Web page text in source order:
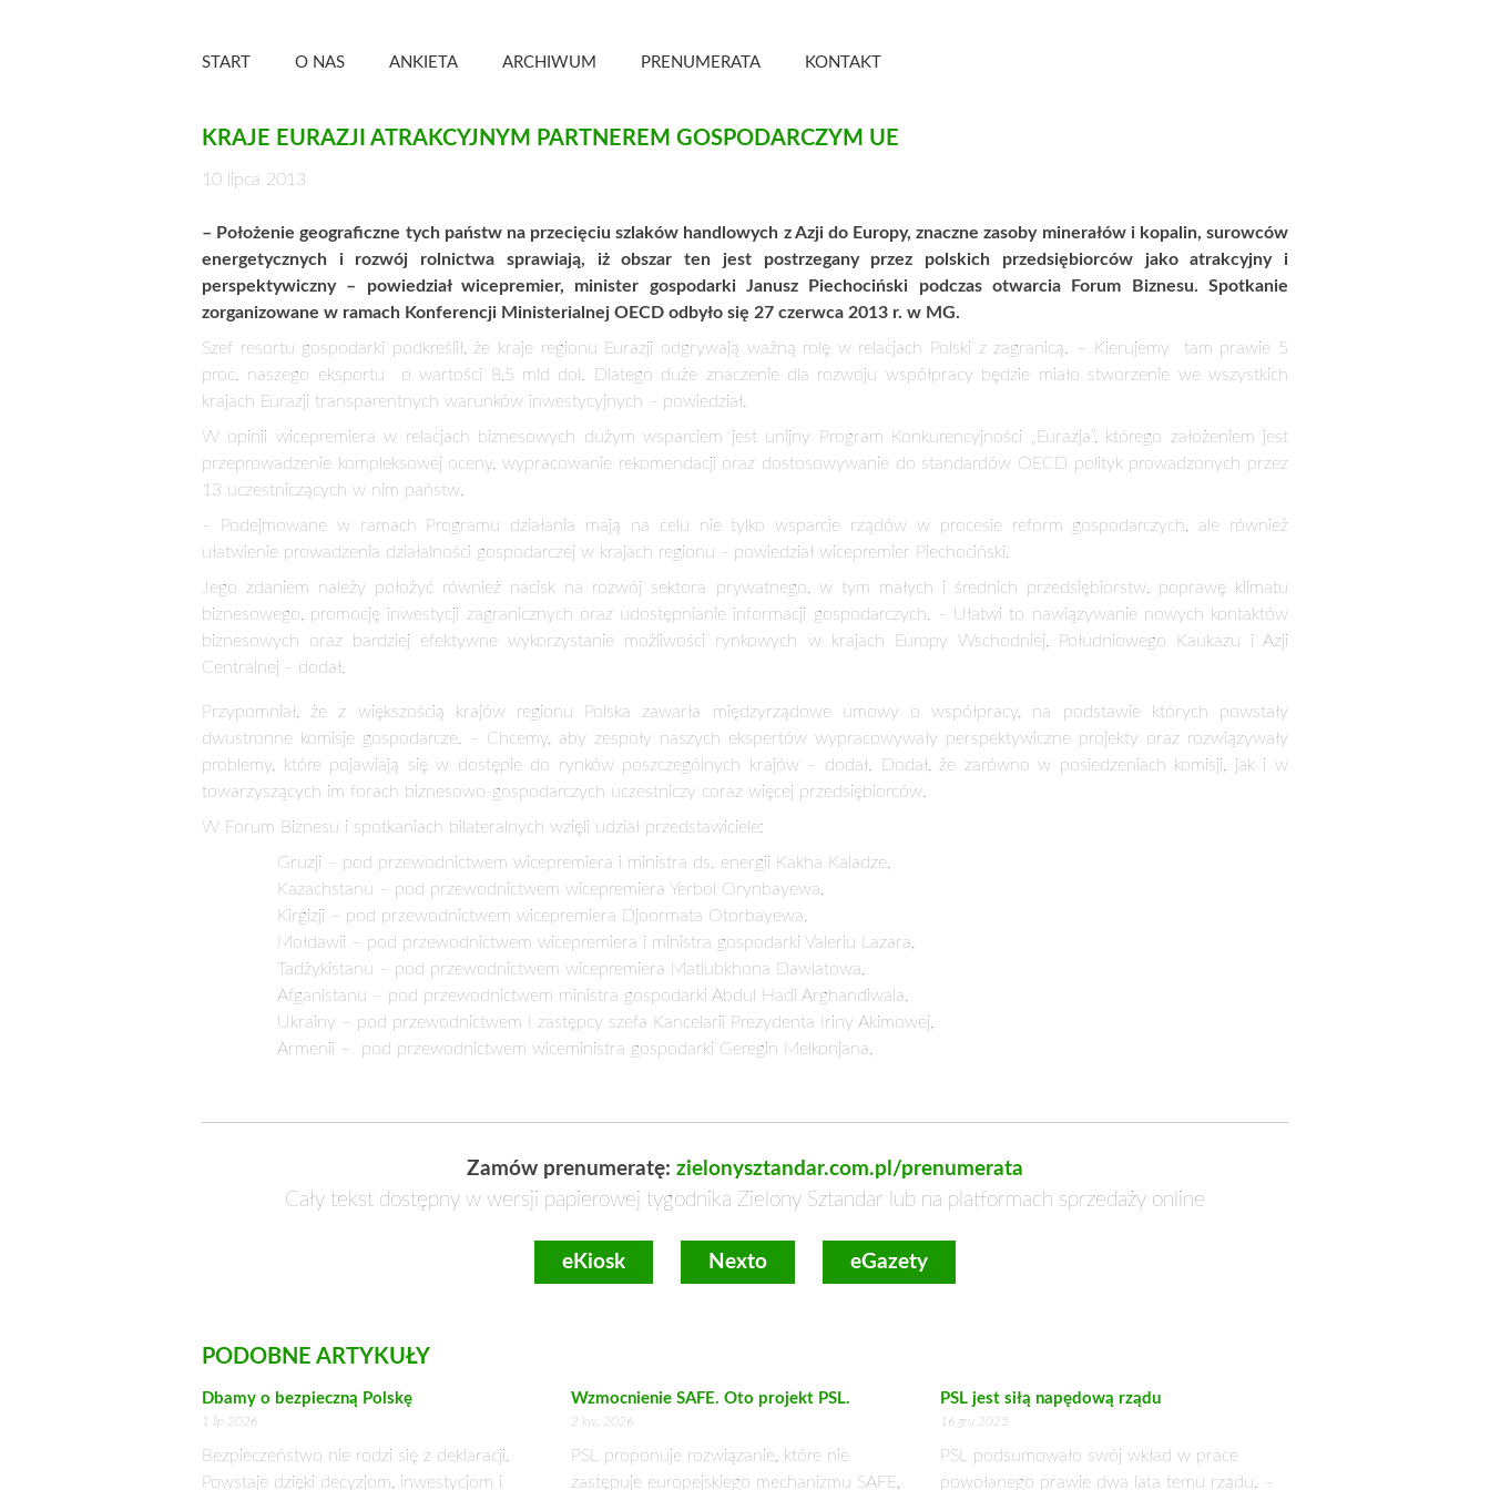
START O NAS ANKIETA ARCHIWUM PRENUMERATA KONTAKT
KRAJE EURAZJI ATRAKCYJNYM PARTNEREM GOSPODARCZYM UE
10 lipca 2013
– Położenie geograficzne tych państw na przecięciu szlaków handlowych z Azji do Europy, znaczne zasoby minerałów i kopalin, surowców
energetycznych i rozwój rolnictwa sprawiają, iż obszar ten jest postrzegany przez polskich przedsiębiorców jako atrakcyjny i
perspektywiczny – powiedział wicepremier, minister gospodarki Janusz Piechociński podczas otwarcia Forum Biznesu. Spotkanie
zorganizowane w ramach Konferencji Ministerialnej OECD odbyło się 27 czerwca 2013 r. w MG.
Szef resortu gospodarki podkreślił, że kraje regionu Eurazji odgrywają ważną rolę w relacjach Polski z zagranicą. – Kierujemy tam prawie 5
proc. naszego eksportu o wartości 8,5 mld dol. Dlatego duże znaczenie dla rozwoju współpracy będzie miało stworzenie we wszystkich
krajach Eurazji transparentnych warunków inwestycyjnych – powiedział.
W opinii wicepremiera w relacjach biznesowych dużym wsparciem jest unijny Program Konkurencyjności „Eurazja”, którego założeniem jest
przeprowadzenie kompleksowej oceny, wypracowanie rekomendacji oraz dostosowywanie do standardów OECD polityk prowadzonych przez
13 uczestniczących w nim państw.
–
Podejmowane w ramach Programu działania mają na celu nie tylko wsparcie rządów w procesie reform gospodarczych, ale również
ułatwienie prowadzenia działalności gospodarczej w krajach regionu – powiedział wicepremier Piechociński.
Jego zdaniem należy położyć również nacisk na rozwój sektora prywatnego, w tym małych i średnich przedsiębiorstw, poprawę klimatu
biznesowego, promocję inwestycji zagranicznych oraz udostępnianie informacji gospodarczych.
– Ułatwi to nawiązywanie nowych kontaktów
biznesowych oraz bardziej efektywne wykorzystanie możliwości rynkowych w krajach Europy Wschodniej, Południowego Kaukazu i Azji
Centralnej – dodał.
Przypomniał, że z większością krajów regionu Polska zawarła międzyrządowe umowy o współpracy, na podstawie których powstały
dwustronne komisje gospodarcze.
– Chcemy, aby zespoły naszych ekspertów wypracowywały perspektywiczne projekty oraz rozwiązywały
problemy, które pojawiają się w dostępie do rynków poszczególnych krajów– dodał. Dodał, że zarówno w posiedzeniach komisji, jak i w
towarzyszących im forach biznesowo-gospodarczych uczestniczy coraz więcej przedsiębiorców.
W Forum Biznesu i spotkaniach bilateralnych wzięli udział przedstawiciele:
Gruzji – pod przewodnictwem wicepremiera i ministra ds. energii Kakha Kaladze,
Kazachstanu – pod przewodnictwem wicepremiera Yerbol Orynbayewa,
Kirgizji – pod przewodnictwem wicepremiera Djoormata Otorbayewa,
Mołdawii – pod przewodnictwem wicepremiera i ministra gospodarki Valeriu Lazara,
Tadżykistanu – pod przewodnictwem wicepremiera Matlubkhona Dawlatowa,
Afganistanu – pod przewodnictwem ministra gospodarki Abdul Hadi Arghandiwala,
Ukrainy – pod przewodnictwem I zastępcy szefa Kancelarii Prezydenta Iriny Akimowej,
Armenii – pod przewodnictwem wiceministra gospodarki Geregin Melkonjana,
Zamów prenumeratę: zielonysztandar.com.pl/prenumerata
Cały tekst dostępny w wersji papierowej tygodnika Zielony Sztandar lub na platformach sprzedaży online
eKiosk Nexto eGazety
PODOBNE ARTYKUŁY
Dbamy o bezpieczną Polskę
1 lip 2026
Bezpieczeństwo nie rodzi się z deklaracji.
Powstaje dzięki decyzjom, inwestycjom i
Wzmocnienie SAFE. Oto projekt PSL.
2 kw. 2026
PSL proponuje rozwiązanie, które nie
zastępuje europejskiego mechanizmu SAFE,
PSL jest siłą napędową rządu
16 gru 2025
PSL podsumowało swój wkład w prace
powołanego prawie dwa lata temu rządu. –